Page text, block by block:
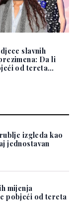
djece slavnih
Da li
od tereta
roditelja?
izgleda kao
jednostavan
mijenja
pobjeći od tereta